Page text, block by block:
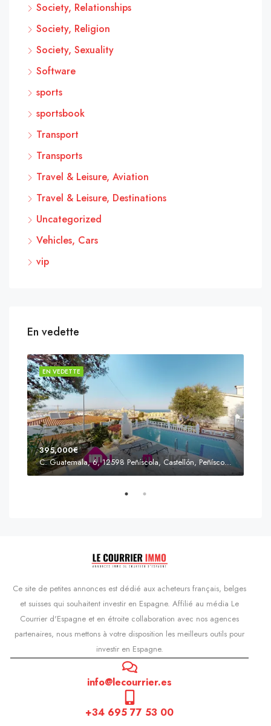
Society, Relationships
Society, Religion
Society, Sexuality
Software
sports
sportsbook
Transport
Transports
Travel & Leisure, Aviation
Travel & Leisure, Destinations
Uncategorized
Vehicles, Cars
vip
En vedette
EN VEDETTE
395,000€
C. Guatemala, 6, 12598 Peñíscola, Castellón, Peñíscola, Communauté valencienne
Ce site de petites annonces est dédié aux acheteurs français, belges
et suisses qui souhaitent investir en Espagne. Affilié au média Le
Courrier d'Espagne et en étroite collaboration avec nos agences
partenaires, nous mettons à votre disposition les meilleurs outils pour
investir en Espagne.
info@lecourrier.es
+34 695 77 53 00